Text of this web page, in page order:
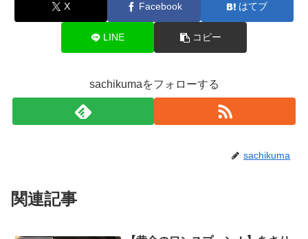
X Facebook はてブ
LINE コピー
sachikumaをフォローする
sachikuma
関連記事